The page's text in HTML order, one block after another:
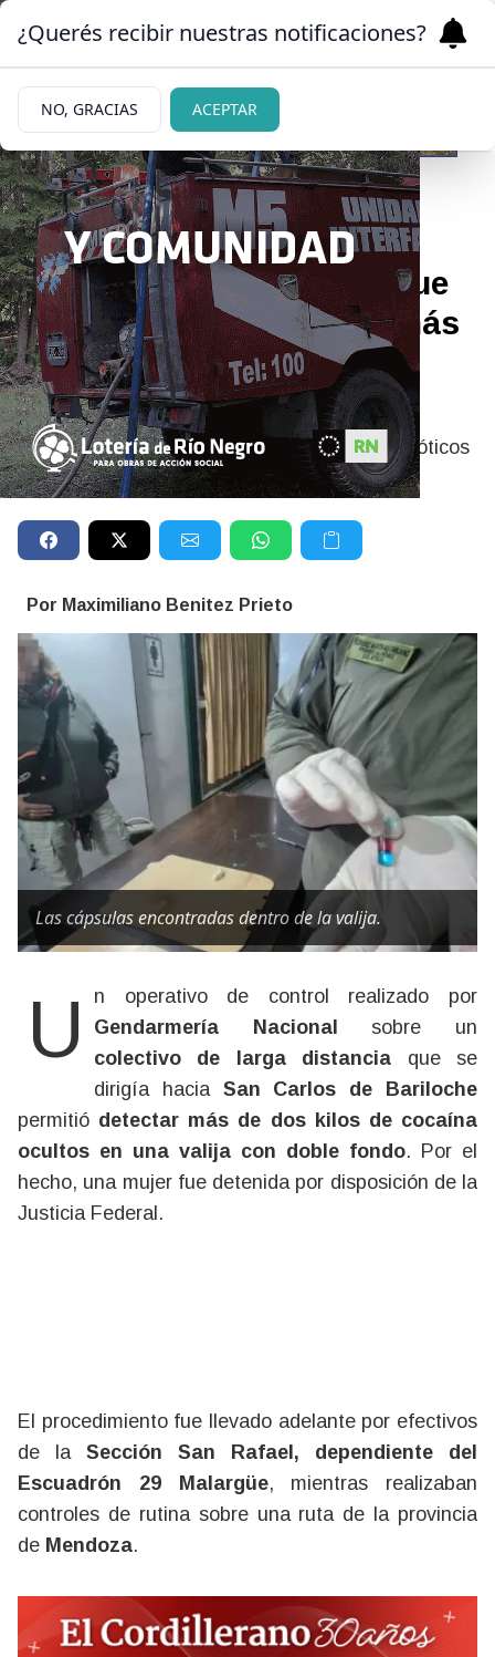
02/06/2026
Detuvieron a una mujer que
viajaba a Bariloche con más
de dos kilos de cocaína
ocultos en una valija
La droga fue detectada por un perro antinarcóticos
durante un control de Gendarmería.
Por Maximiliano Benitez Prieto
Las cápsulas encontradas dentro de la valija.
Un operativo de control realizado por
Gendarmería Nacional
sobre un
colectivo de larga distancia que se
dirigía hacia San Carlos de Bariloche
permitió detectar más de dos kilos de cocaína
ocultos en una valija con doble fondo. Por el
hecho, una mujer fue detenida por disposición de la
Justicia Federal.
El procedimiento fue llevado adelante por efectivos
de la Sección San Rafael, dependiente del
Escuadrón 29 Malargüe, mientras realizaban
controles de rutina sobre una ruta de la provincia
de Mendoza.
¿Querés recibir nuestras notificaciones?
NO, GRACIAS ACEPTAR